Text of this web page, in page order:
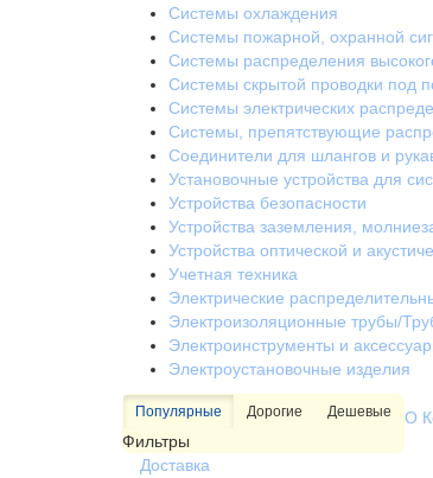
Системы охлаждения
Системы пожарной, охранной
Системы распределения
Системы скрытой проводки под
Системы электрических
Системы, препятствующие
Соединители для шлангов и
Установочные устройства для
Устройства безопасности
Устройства заземления,
Устройства оптической и
Учетная техника
Электрические
Электроизоляционные трубы/
Электроинструменты и
Электроустановочные изделия
Популярные Дорогие Дешевые
Фильтры
О
Доставка